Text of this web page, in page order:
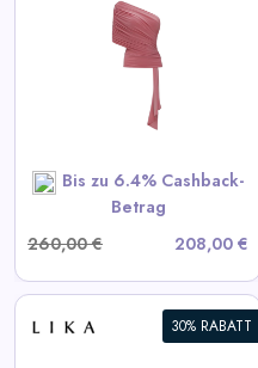
Bis zu 6.4% Cashback-
Betrag
260,00 €
208,00 €
Weißes Lederoberteil
View All LIKA Deals
30% RABATT